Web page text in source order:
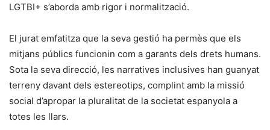
LGTBI+ s’aborda amb rigor i normalització.
El jurat emfatitza que la seva gestió ha permès que els
mitjans públics funcionin com a garants dels drets humans.
Sota la seva direcció, les narratives inclusives han guanyat
terreny davant dels estereotips, complint amb la missió
social d’apropar la pluralitat de la societat espanyola a
totes les llars.